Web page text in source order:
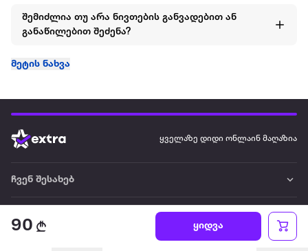
სქესი: ბიჭი
90 ყიდვა
შემიძლია თუ არა ნივთების განვადებით ან
განაწილებით შეძენა?
მეტის ნახვა
ყველაზე დიდი ონლაინ მაღაზია
ჩვენ შესახებ